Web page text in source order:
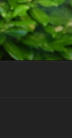
Zum
Inhalt
springen